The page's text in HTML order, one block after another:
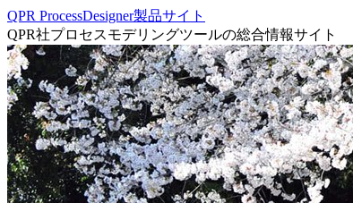
QPR ProcessDesigner製品サイト
QPR社プロセスモデリングツールの総合情報サイト